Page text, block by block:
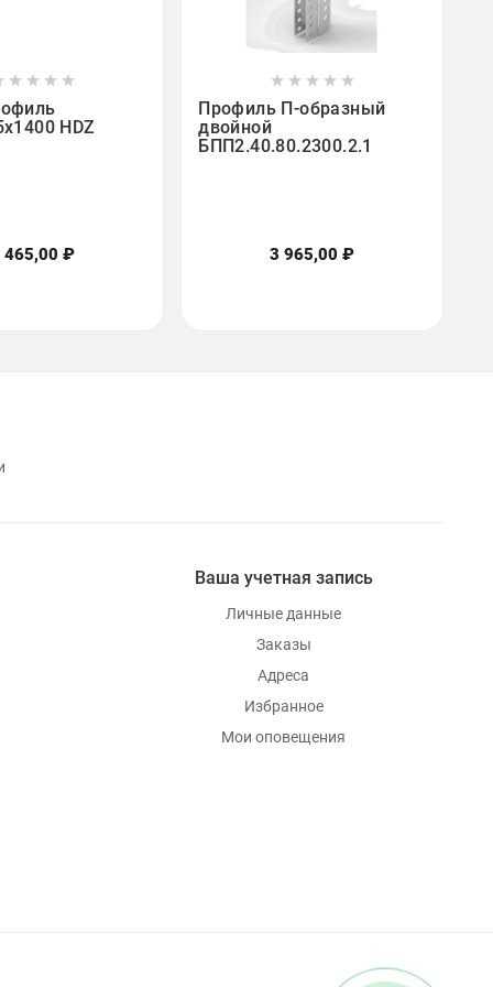
   
HDZ
465,00 ₽
    
Профиль П-образный
двойной
БПП2.40.80.2300.2.1
3 965,00 ₽
Ваша учетная запись
Личные данные
Заказы
Адреса
Избранное
Мои оповещения